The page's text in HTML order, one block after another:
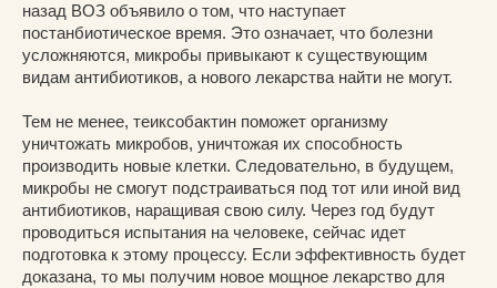
назад ВОЗ объявило о том, что наступает
постанбиотическое время. Это означает, что болезни
усложняются, микробы привыкают к существующим
видам антибиотиков, а нового лекарства найти не могут.
Тем не менее, теиксобактин поможет организму
уничтожать микробов, уничтожая их способность
производить новые клетки. Следовательно, в будущем,
микробы не смогут подстраиваться под тот или иной вид
антибиотиков, наращивая свою силу. Через год будут
проводиться испытания на человеке, сейчас идет
подготовка к этому процессу. Если эффективность будет
доказана, то мы получим новое мощное лекарство для